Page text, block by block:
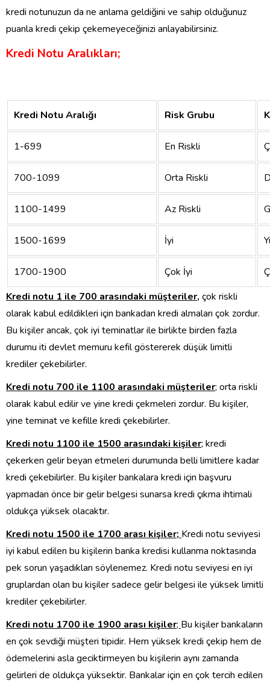
kredi notunuzun da ne anlama geldiğini ve sahip olduğunuz
puanla kredi çekip çekemeyeceğinizi anlayabilirsiniz.
Kredi Notu Aralıkları;
Kredi Notu Aralığı Risk Grubu
1-699 En Riskli
700-1099 Orta Riskli
1100-1499 Az Riskli
1500-1699 İyi
1700-1900 Çok İyi
Kredi notu 1 ile 700 arasındaki müşteriler, çok riskli
olarak kabul edildikleri için bankadan kredi almaları çok zordur.
Bu kişiler ancak, çok iyi teminatlar ile birlikte birden fazla
durumu iti devlet memuru kefil göstererek düşük limitli
krediler çekebilirler.
Kredi notu 700 ile 1100 arasındaki müşteriler; orta riskli
olarak kabul edilir ve yine kredi çekmeleri zordur. Bu kişiler,
yine teminat ve kefille kredi çekebilirler.
Kredi notu 1100 ile 1500 arasındaki kişiler; kredi
çekerken gelir beyan etmeleri durumunda belli limitlere kadar
kredi çekebilirler. Bu kişiler bankalara kredi için başvuru
yapmadan önce bir gelir belgesi sunarsa kredi çıkma ihtimali
oldukça yüksek olacaktır.
Kredi notu 1500 ile 1700 arası kişiler; Kredi notu seviyesi
iyi kabul edilen bu kişilerin banka kredisi kullanma noktasında
pek sorun yaşadıkları söylenemez. Kredi notu seviyesi en iyi
gruplardan olan bu kişiler sadece gelir belgesi ile yüksek limitli
krediler çekebilirler.
Kredi notu 1700 ile 1900 arası kişiler; Bu kişiler bankaların
en çok sevdiği müşteri tipidir. Hem yüksek kredi çekip hem de
ödemelerini asla geciktirmeyen bu kişilerin aynı zamanda
gelirleri de oldukça yüksektir. Bankalar için en çok tercih edilen